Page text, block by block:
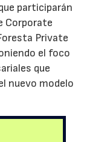
participarán
Corporate
Private
el foco
que
nuevo modelo